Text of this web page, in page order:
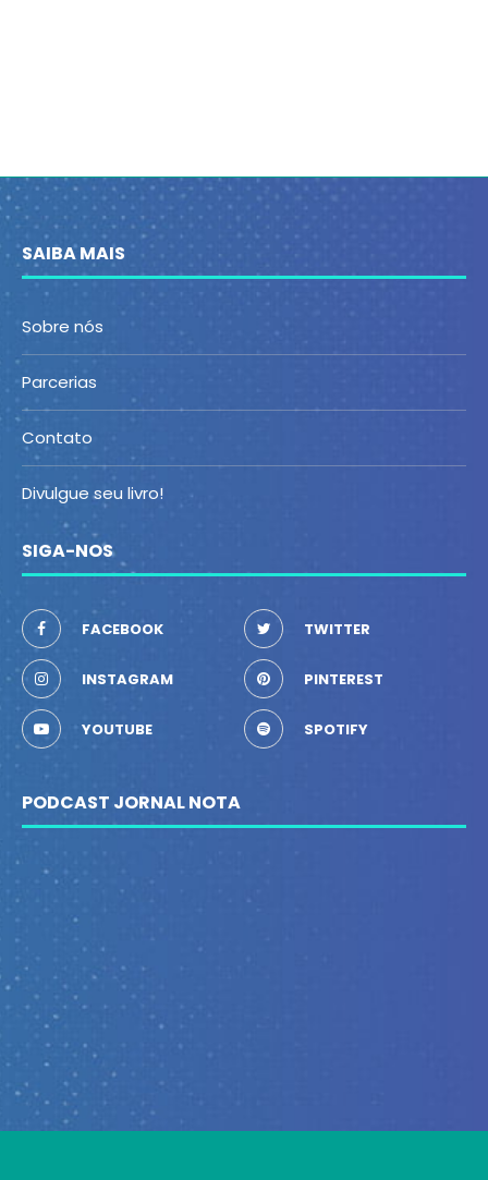
SAIBA MAIS
Sobre nós
Parcerias
Contato
Divulgue seu livro!
SIGA-NOS
FACEBOOK TWITTER
INSTAGRAM PINTEREST
YOUTUBE SPOTIFY
PODCAST JORNAL NOTA